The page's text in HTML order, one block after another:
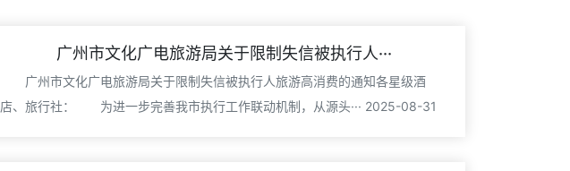
广州市文化广电旅游局关于限制失信被执行人···
广州市文化广电旅游局关于限制失信被执行人旅游高消费的通知各星级酒
店、旅行社： 为进一步完善我市执行工作联动机制，从源头··· 2025-08-31